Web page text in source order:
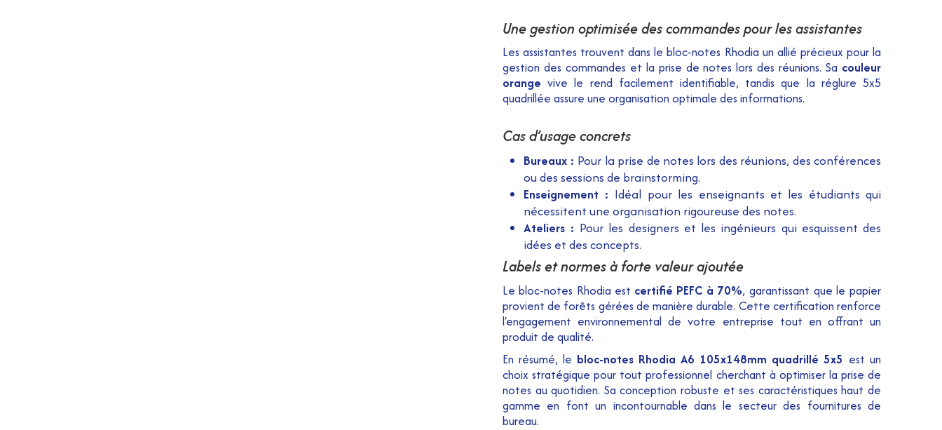
Une gestion optimisée des commandes pour les assistantes
Les assistantes trouvent dans le bloc-notes Rhodia un allié précieux pour la
gestion des commandes et la prise de notes lors des réunions. Sa couleur
orange vive le rend facilement identifiable, tandis que la réglure 5x5
quadrillée assure une organisation optimale des informations.
Cas d’usage concrets
Bureaux : Pour la prise de notes lors des réunions, des conférences
ou des sessions de brainstorming.
Enseignement : Idéal pour les enseignants et les étudiants qui
nécessitent une organisation rigoureuse des notes.
Ateliers : Pour les designers et les ingénieurs qui esquissent des
idées et des concepts.
Labels et normes à forte valeur ajoutée
Le bloc-notes Rhodia est certifié PEFC à 70%, garantissant que le papier
provient de forêts gérées de manière durable. Cette certification renforce
l'engagement environnemental de votre entreprise tout en offrant un
produit de qualité.
En résumé, le bloc-notes Rhodia A6 105x148mm quadrillé 5x5 est un
choix stratégique pour tout professionnel cherchant à optimiser la prise de
notes au quotidien. Sa conception robuste et ses caractéristiques haut de
gamme en font un incontournable dans le secteur des fournitures de
bureau.